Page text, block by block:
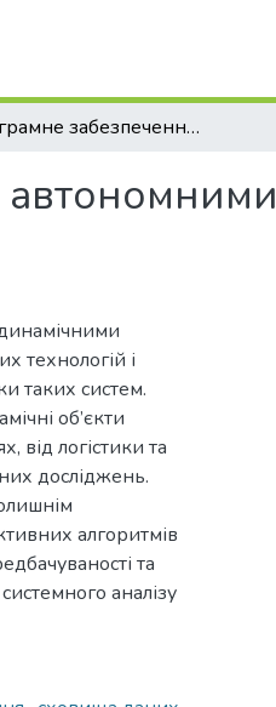
Програмне забезпечення системи управління автономними динамічними об'єктами
автономними
технологій і
таких систем.
об’єкти
від логістики та
досліджень.
алгоритмів
та
аналізу